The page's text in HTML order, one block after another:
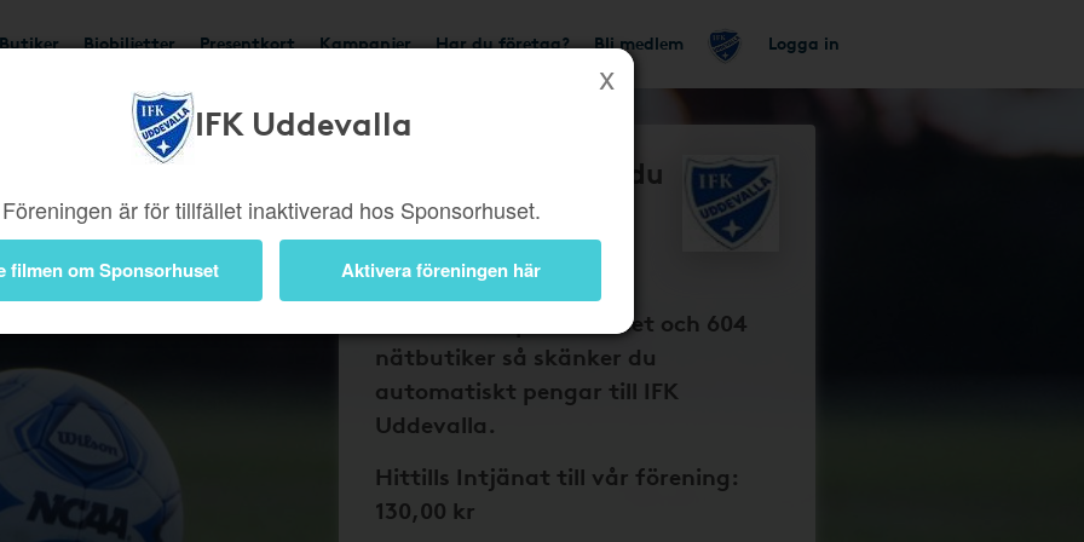
Butiker Biobiljetter Presentkort Kampanjer Har du företag? Bli medlem Logga in
IFK Uddevalla
Föreningen är för tillfället inaktiverad hos Sponsorhuset.
filmen om Sponsorhuset Aktivera föreningen här
Bli medlem så får du
och IFK Uddevalla
pengar tillbaka på
dina nätköp
Handla via Sponsorhuset och 604
nätbutiker så skänker du
automatiskt pengar till IFK
Uddevalla.
Hittills Intjänat till vår förening:
130,00 kr